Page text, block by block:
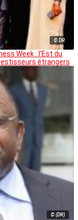
© DR
Week : l’Est du
étrangers
© (DR)